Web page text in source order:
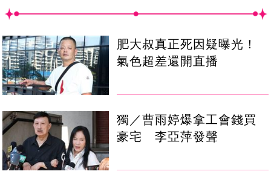
肥大叔真正死因疑曝光！
氣色超差還開直播
獨／曹雨婷爆拿工會錢買
豪宅 李亞萍發聲